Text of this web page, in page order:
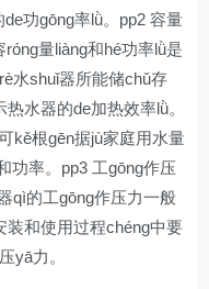
功gōng率lǜ。pp2 容量
量liàng和hé功率lǜ是
水shuǐ器所能储chǔ存
水器的de加热效率lǜ。
kě根gēn据jù家庭用水量
功率。pp3 工gōng作压
qì的工gōng作压力一般
装和使用过程chéng中要
yā力。